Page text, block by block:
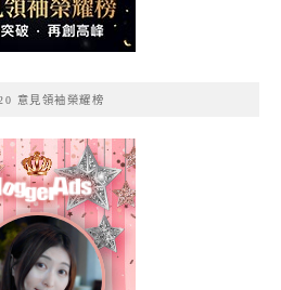
意見領袖榮耀榜